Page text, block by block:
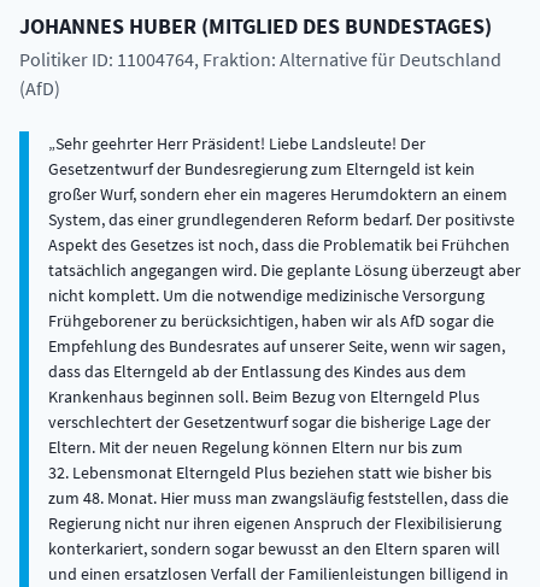
JOHANNES HUBER (MITGLIED DES BUNDESTAGES)
Politiker ID: 11004764, Fraktion: Alternative für Deutschland
(AfD)
Sehr geehrter Herr Präsident! Liebe Landsleute! Der
Gesetzentwurf der Bundesregierung zum Elterngeld ist kein
großer Wurf, sondern eher ein mageres Herumdoktern an einem
System, das einer grundlegenderen Reform bedarf. Der positivste
Aspekt des Gesetzes ist noch, dass die Problematik bei Frühchen
tatsächlich angegangen wird. Die geplante Lösung überzeugt aber
nicht komplett. Um die notwendige medizinische Versorgung
Frühgeborener zu berücksichtigen, haben wir als AfD sogar die
Empfehlung des Bundesrates auf unserer Seite, wenn wir sagen,
dass das Elterngeld ab der Entlassung des Kindes aus dem
Krankenhaus beginnen soll. Beim Bezug von Elterngeld Plus
verschlechtert der Gesetzentwurf sogar die bisherige Lage der
Eltern. Mit der neuen Regelung können Eltern nur bis zum
32. Lebensmonat Elterngeld Plus beziehen statt wie bisher bis
zum 48. Monat. Hier muss man zwangsläufig feststellen, dass die
Regierung nicht nur ihren eigenen Anspruch der Flexibilisierung
konterkariert, sondern sogar bewusst an den Eltern sparen will
und einen ersatzlosen Verfall der Familienleistungen billigend in